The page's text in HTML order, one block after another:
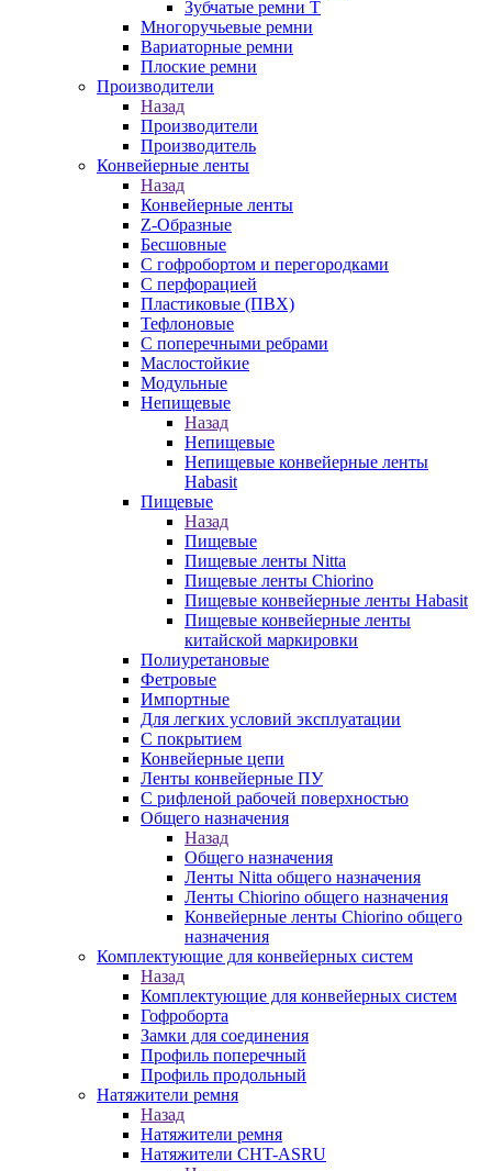
Зубчатые ремни Т
Многоручьевые ремни
Вариаторные ремни
Плоские ремни
Производители
Назад
Производители
Производитель
Конвейерные ленты
Назад
Конвейерные ленты
Z-Образные
Бесшовные
С гофробортом и перегородками
С перфорацией
Пластиковые (ПВХ)
Тефлоновые
С поперечными ребрами
Маслостойкие
Модульные
Непищевые
Назад
Непищевые
Непищевые конвейерные ленты
Habasit
Пищевые
Назад
Пищевые
Пищевые ленты Nitta
Пищевые ленты Chiorino
Пищевые конвейерные ленты Habasit
Пищевые конвейерные ленты
китайской маркировки
Полиуретановые
Фетровые
Импортные
Для легких условий эксплуатации
С покрытием
Конвейерные цепи
Ленты конвейерные ПУ
С рифленой рабочей поверхностью
Общего назначения
Назад
Общего назначения
Ленты Nitta общего назначения
Ленты Chiorino общего назначения
Конвейерные ленты Chiorino общего
назначения
Комплектующие для конвейерных систем
Назад
Комплектующие для конвейерных систем
Гофроборта
Замки для соединения
Профиль поперечный
Профиль продольный
Натяжители ремня
Назад
Натяжители ремня
Натяжители CHT-ASRU